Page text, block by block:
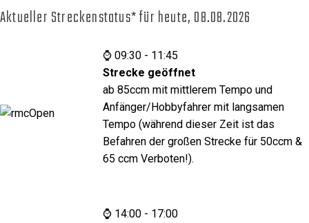
Aktueller Streckenstatus* für heute, 08.08.2026
⌚ 09:30 - 11:45
Strecke geöffnet
ab 85ccm mit mittlerem Tempo und
Anfänger/Hobbyfahrer mit langsamen
Tempo (während dieser Zeit ist das
Befahren der großen Strecke für 50ccm &
65 ccm Verboten!).
⌚ 14:00 - 17:00